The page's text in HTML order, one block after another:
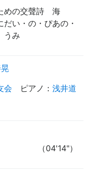
めの交聲詩 海
い・の・ぴあの・
うみ
会 ピアノ ： 浅井道
（04'14"）